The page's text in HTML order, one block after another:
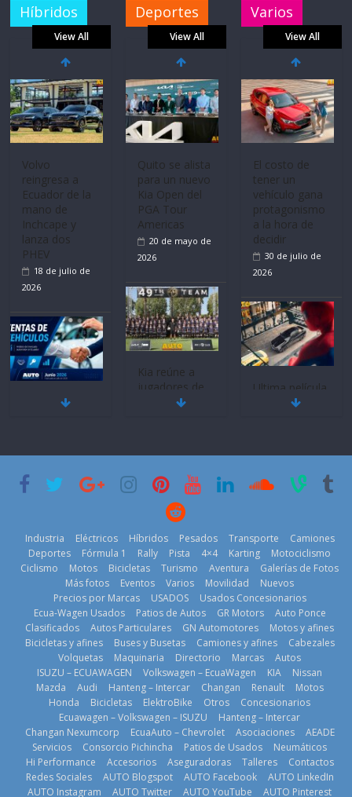
Híbridos
View All
Volvo
reingresa a
Ecuador de la
mano de
Inchcape y
lanza dos
PHEV
18 de julio de
2026
Mercado
historia
11 de julio de
BMW, Toyota,
Bosch y
prueban flota
que usa
gasolina 100%
renovable
25 de julio de
2026
Deportes
View All
Quito se alista
para un nuevo
Kia Open del
PGA Tour
Americas
20 de mayo de
2026
Kia reúne a
jugadores de
fútbol de todo
2026
La Vuelta al
Ecuador 2026,
edición 47ª,
recorre 7
provincias en 8
días
1 de agosto de
2026
Varios
View All
El costo de
tener un
vehículo gana
protagonismo
a la hora de
decidir
30 de julio de
2026
Ultima película
‘Spider‑Man:
29 de julio de
¿Qué puede
pasar con tu
vehículo si
permanece
varios días sin
usar?
3 de agosto de
2026
Industria Eléctricos Híbridos Pesados Transporte
Camiones
Deportes
Fórmula 1 Rally Pista 4×4 Karting
Motociclismo
Ciclismo
Motos Bicicletas Turismo Aventura
Galerías de Fotos
Más fotos
Eventos Varios Movilidad
Nuevos
Precios por Marcas
USADOS
Usados Concesionarios
Ecua-Wagen Usados
Patios de Autos GR Motors
Auto Ponce
Clasificados
Autos Particulares GN Automotores
Motos y afines
Bicicletas y afines
Buses y Busetas Camiones y afines
Cabezales
Volquetas
Maquinaria Directorio Marcas
Autos
ISUZU – ECUAWAGEN
Volkswagen – EcuaWagen KIA
Nissan
Mazda
Audi Hanteng – Intercar Changan Renault
Motos
Honda
Bicicletas ElektroBike Otros
Concesionarios
Ecuawagen – Volkswagen – ISUZU
Hanteng – Intercar
Changan Nexumcorp
EcuaAuto – Chevrolet Asociaciones
AEADE
Servicios
Consorcio Pichincha Patios de Usados
Neumáticos
Hi Performance
Accesorios Aseguradoras Talleres
Contactos
Redes Sociales
AUTO Blogspot AUTO Facebook
AUTO LinkedIn
AUTO Instagram
AUTO Twitter AUTO YouTube AUTO Pinterest